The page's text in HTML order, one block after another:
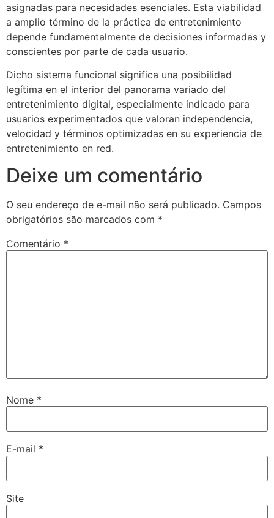
asignadas para necesidades esenciales. Esta viabilidad
a amplio término de la práctica de entretenimiento
depende fundamentalmente de decisiones informadas y
conscientes por parte de cada usuario.
Dicho sistema funcional significa una posibilidad
legítima en el interior del panorama variado del
entretenimiento digital, especialmente indicado para
usuarios experimentados que valoran independencia,
velocidad y términos optimizadas en su experiencia de
entretenimiento en red.
Deixe um comentário
O seu endereço de e-mail não será publicado. Campos
obrigatórios são marcados com *
Comentário *
Nome *
E-mail *
Site